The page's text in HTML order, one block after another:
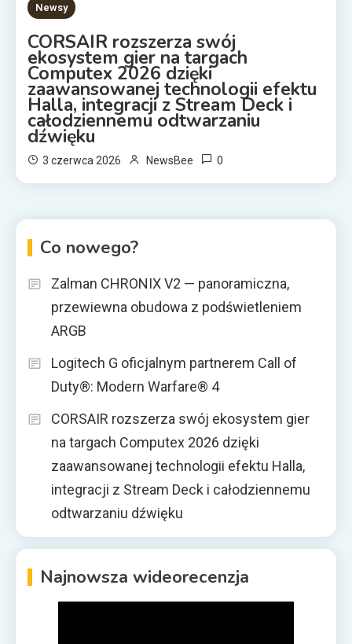
Newsy
CORSAIR rozszerza swój
ekosystem gier na targach
Computex 2026 dzięki
zaawansowanej technologii efektu
Halla, integracji z Stream Deck i
całodziennemu odtwarzaniu
dźwięku
3 czerwca 2026 NewsBee 0
Co nowego?
Zalman CHRONIX V2 — panoramiczna,
przewiewna obudowa z podświetleniem
ARGB
Logitech G oficjalnym partnerem Call of
Duty®: Modern Warfare® 4
CORSAIR rozszerza swój ekosystem gier
na targach Computex 2026 dzięki
zaawansowanej technologii efektu Halla,
integracji z Stream Deck i całodziennemu
odtwarzaniu dźwięku
Najnowsza wideorecenzja